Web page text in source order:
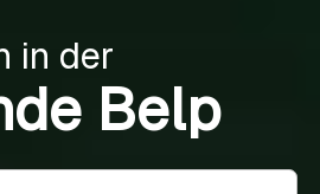
in der
Belp